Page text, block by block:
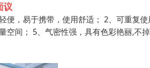
议
便，易于携带，使用舒适； 2、可重复
空间； 5、气密性强，具有色彩艳丽,不